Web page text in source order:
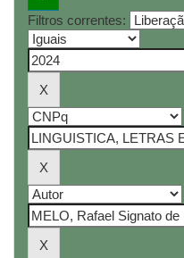
Filtros correntes: